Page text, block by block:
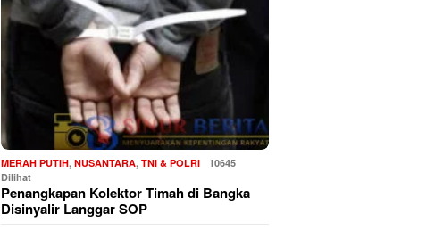
MERAH PUTIH,NUSANTARA,TNI & POLRI
10645
Dilihat
Penangkapan Kolektor Timah di Bangka
Disinyalir Langgar SOP